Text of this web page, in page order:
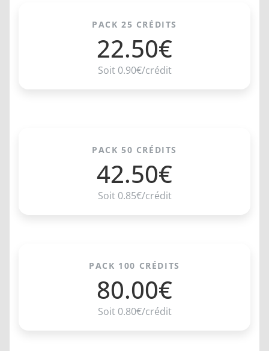
PACK 25 CRÉDITS
22.50€
Soit 0.90€/crédit
PACK 50 CRÉDITS
42.50€
Soit 0.85€/crédit
PACK 100 CRÉDITS
80.00€
Soit 0.80€/crédit